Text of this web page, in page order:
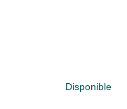
Disponible